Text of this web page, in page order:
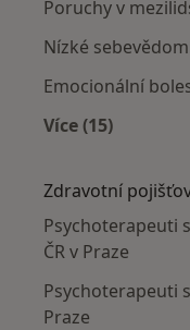
Poruchy v
Nízké
Emocionální
Více (15)
Zdravotní
Psychoterapeuti
ČR v Praze
Psychoterapeuti
Praze